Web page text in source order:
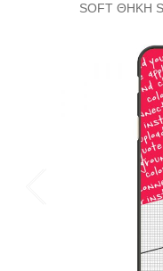
SOFT ΘΉΚΗ